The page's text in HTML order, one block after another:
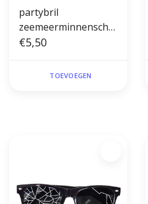
partybril
zeemeerminnenschel
p
€5,50
TOEVOEGEN